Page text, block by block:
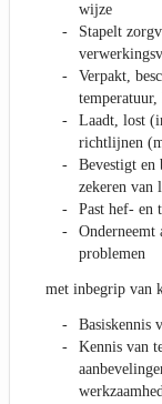
wijze
Stapelt
Verpakt,
Laadt, lost
richtlijnen
Bevestigt en
zekeren
Past hef- en
Onderneemt
problemen
met inbegrip van
Basiskennis
Kennis van